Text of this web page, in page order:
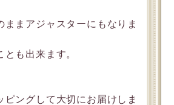
ままアジャスターにもなりま
も出来ます。
ピングして大切にお届けしま